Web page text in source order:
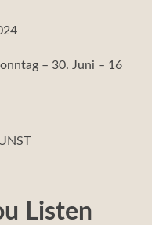
– 30. Juni – 16
Listen